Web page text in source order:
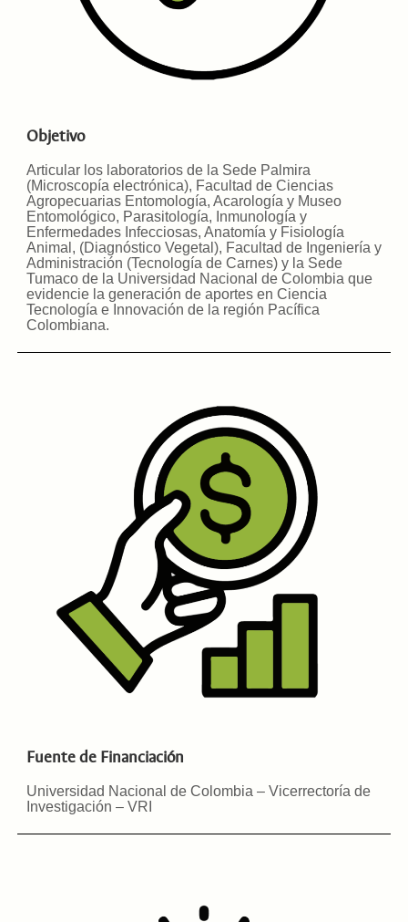
Objetivo
Articular los laboratorios de la Sede Palmira
(Microscopía electrónica), Facultad de Ciencias
Agropecuarias Entomología, Acarología y Museo
Entomológico, Parasitología, Inmunología y
Enfermedades Infecciosas, Anatomía y Fisiología
Animal, (Diagnóstico Vegetal), Facultad de Ingeniería y
Administración (Tecnología de Carnes) y la Sede
Tumaco de la Universidad Nacional de Colombia que
evidencie la generación de aportes en Ciencia
Tecnología e Innovación de la región Pacífica
Colombiana.
Fuente de Financiación
Universidad Nacional de Colombia – Vicerrectoría de
Investigación – VRI